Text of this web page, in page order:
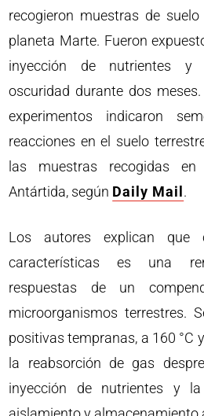
recogieron muestras de
planeta Marte. Fueron
inyección de nutrientes y
oscuridad durante dos
experimentos indicaron
reacciones en el suelo
las muestras recogidas
Antártida, según Daily Mail .
Los autores explican
características es una
respuestas de un
microorganismos terrestres.
positivas tempranas, a 160 °C
la reabsorción de gas
inyección de nutrientes y